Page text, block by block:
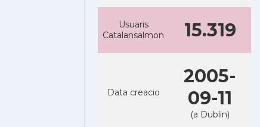
Usuaris
Catalansalmon
15.319
Data creacio
2005-
09-11
(a Dublin)